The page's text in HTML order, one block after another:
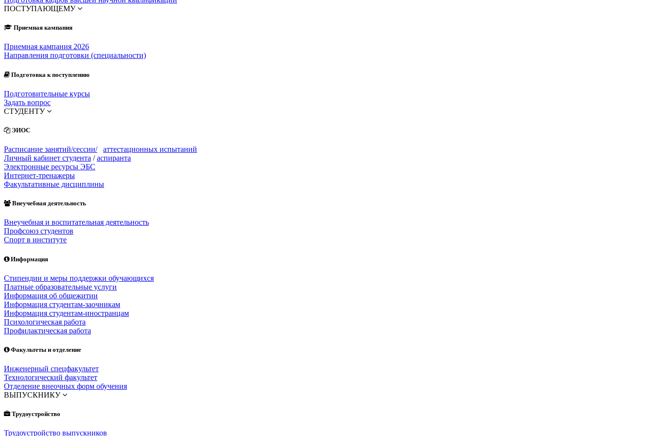
ПОСТУПАЮЩЕМУ
Приемная кампания
Приемная кампания 2026
Направления подготовки (специальности)
Подготовка к поступлению
Подготовительные курсы
Задать вопрос
СТУДЕНТУ
ЭИОС
Расписание занятий/сессии/
аттестационных испытаний
Личный кабинет студента /аспиранта
Электронные ресурсы ЭБС
Интернет-тренажеры
Факультативные дисциплины
Внеучебная деятельность
Внеучебная и воспитательная деятельность
Профсоюз студентов
Спорт в институте
Информация
Стипендии и меры поддержки обучающихся
Платные образовательные услуги
Информация об общежитии
Информация студентам-заочникам
Информация студентам-иностранцам
Психологическая работа
Профилактическая работа
Факультеты и отделение
Инженерный спецфакультет
Технологический факультет
Отделение внеочных форм обучения
ВЫПУСКНИКУ
Трудоустройство
Трудоустройство выпускников